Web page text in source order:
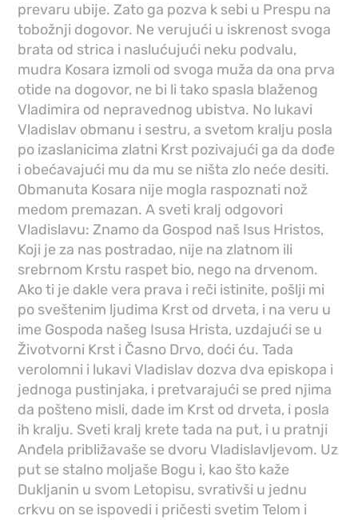
prevaru ubije. Zato ga pozva k sebi u Prespu na
tobožnji dogovor. Ne verujući u iskrenost svoga
brata od strica i naslućujući neku podvalu,
mudra Kosara izmoli od svoga muža da ona prva
otide na dogovor, ne bi li tako spasla blaženog
Vladimira od nepravednog ubistva. No lukavi
Vladislav obmanu i sestru, a svetom kralju posla
po izaslanicima zlatni Krst pozivajući ga da dođe
i obećavajući mu da mu se ništa zlo neće desiti.
Obmanuta Kosara nije mogla raspoznati nož
medom premazan. A sveti kralj odgovori
Vladislavu: Znamo da Gospod naš Isus Hristos,
Koji je za nas postradao, nije na zlatnom ili
srebrnom Krstu raspet bio, nego na drvenom.
Ako ti je dakle vera prava i reči istinite, pošlji mi
po sveštenim ljudima Krst od drveta, i na veru u
ime Gospoda našeg Isusa Hrista, uzdajući se u
Životvorni Krst i Časno Drvo, doći ću. Tada
verolomni i lukavi Vladislav dozva dva episkopa i
jednoga pustinjaka, i pretvarajući se pred njima
da pošteno misli, dade im Krst od drveta, i posla
ih kralju. Sveti kralj krete tada na put, i u pratnji
Anđela približavaše se dvoru Vladislavljevom. Uz
put se stalno moljaše Bogu i, kao što kaže
Dukljanin u svom Letopisu, svrativši u jednu
crkvu on se ispovedi i pričesti svetim Telom i